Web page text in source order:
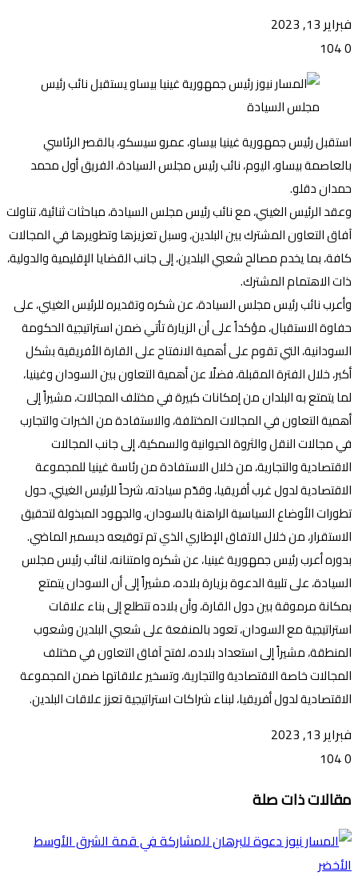
فبراير 13, 2023
0
استقبل رئيس جمهورية غينيا بيساو، عمرو سيسكو، بالقصر الرئاسي
بالعاصمة بيساو، اليوم، نائب رئيس مجلس السيادة، الفريق أول محمد
حمدان دقلو.
وعقد الرئيس الغيني، مع نائب رئيس مجلس السيادة، مباحثات ثنائية، تناولت
آفاق التعاون المشترك بين البلدين، وسبل تعزيزها وتطويرها في المجالات
كافة، بما يخدم مصالح شعبي البلدين، إلى جانب القضايا الإقليمية والدولية،
ذات الاهتمام المشترك.
وأعرب نائب رئيس مجلس السيادة، عن شكره وتقديره للرئيس الغيني، على
حفاوة الاستقبال، مؤكداً على أن الزيارة تأتي ضمن استراتيجية الحكومة
السودانية، التي تقوم على أهمية الانفتاح على القارة الأفريقية بشكل
أكبر، خلال الفترة المقبلة، فضلًا عن أهمية التعاون بين السودان وغينيا،
لما يتمتع به البلدان من إمكانات كبيرة في مختلف المجالات، مشيراً إلى
أهمية التعاون في المجالات المختلفة، والاستفادة من الخبرات والتجارب
في مجالات النقل والثروة الحيوانية والسمكية، إلى جانب المجالات
الاقتصادية والتجارية، من خلال الاستفادة من رئاسة غينيا للمجموعة
الاقتصادية لدول غرب أفريقيا، وقدّم سيادته، شرحاً للرئيس الغيني، حول
تطورات الأوضاع السياسية الراهنة بالسودان، والجهود المبذولة لتحقيق
الاستقرار، من خلال الاتفاق الإطاري الذي تم توقيعه ديسمبر الماضي.
بدوره أعرب رئيس جمهورية غينيا، عن شكره وامتنانه، لنائب رئيس مجلس
السيادة، على تلبية الدعوة بزيارة بلاده، مشيراً إلى أن السودان يتمتع
بمكانة مرموقة بين دول القارة، وأن بلاده تتطلع إلى بناء علاقات
استراتيجية مع السودان، تعود بالمنفعة على شعبي البلدين وشعوب
المنطقة، مشيراً إلى استعداد بلاده، لفتح آفاق التعاون في مختلف
المجالات خاصة الاقتصادية والتجارية، وتسخير علاقاتها ضمن المجموعة
الاقتصادية لدول أفريقيا، لبناء شراكات استراتيجية تعزز علاقات البلدين.
فبراير 13, 2023
0
عبر
البريد
مقالات ذات صلة